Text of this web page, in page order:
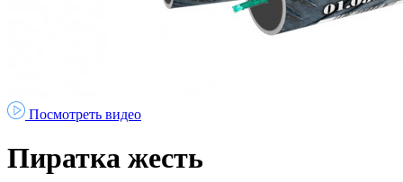
Посмотреть видео
Пиратка жесть